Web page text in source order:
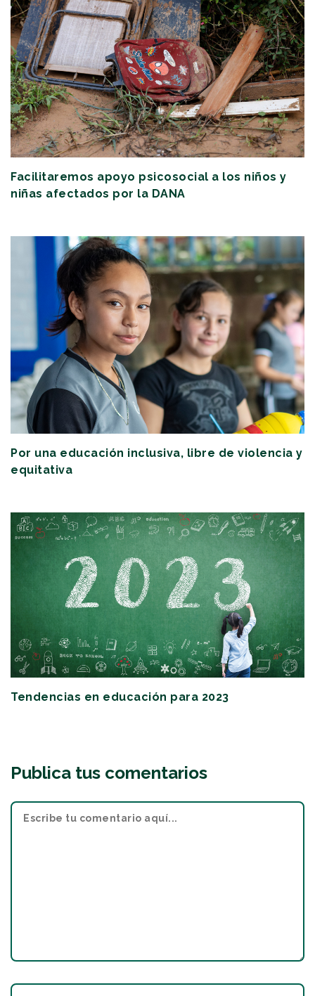
Facilitaremos apoyo psicosocial a los niños y
niñas afectados por la DANA
Por una educación inclusiva, libre de violencia y
equitativa
Tendencias en educación para 2023
Publica tus comentarios